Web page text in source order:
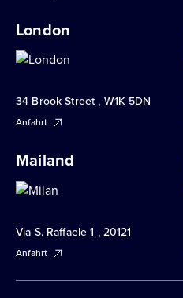
London
34 Brook Street , W1K 5DN
Anfahrt
Mailand
Via S. Raffaele 1 , 20121
Anfahrt